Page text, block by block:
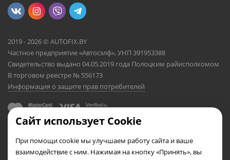
2019 - 2026 © AUTOFIX.BY
Частное предприятие «Автосэлф», УНП 391953388
Свидетельство выдано 04.05.2019 года Полоцким райисполкомом
В торговом реестре № 556173
Информация о защите прав потребителей
Сайт использует Cookie
При помощи cookie мы улучшаем работу сайта и ваше
взаимодействие с ним. Нажимая на кнопку «Принять», вы